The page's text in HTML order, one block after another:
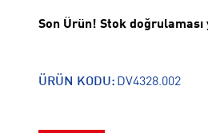
Son Ürün! Stok
ÜRÜN KODU: DV4328.002